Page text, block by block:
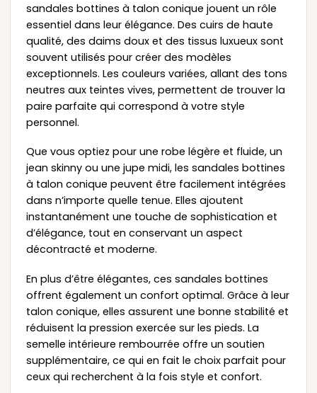
sandales bottines à talon conique jouent un rôle
essentiel dans leur élégance. Des cuirs de haute
qualité, des daims doux et des tissus luxueux sont
souvent utilisés pour créer des modèles
exceptionnels. Les couleurs variées, allant des tons
neutres aux teintes vives, permettent de trouver la
paire parfaite qui correspond à votre style
personnel.
Que vous optiez pour une robe légère et fluide, un
jean skinny ou une jupe midi, les sandales bottines
à talon conique peuvent être facilement intégrées
dans n’importe quelle tenue. Elles ajoutent
instantanément une touche de sophistication et
d’élégance, tout en conservant un aspect
décontracté et moderne.
En plus d’être élégantes, ces sandales bottines
offrent également un confort optimal. Grâce à leur
talon conique, elles assurent une bonne stabilité et
réduisent la pression exercée sur les pieds. La
semelle intérieure rembourrée offre un soutien
supplémentaire, ce qui en fait le choix parfait pour
ceux qui recherchent à la fois style et confort.